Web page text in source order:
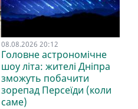
08.08.2026 20:12
Головне астрономічне
шоу літа: жителі Дніпра
зможуть побачити
зорепад Персеїди (коли
саме)